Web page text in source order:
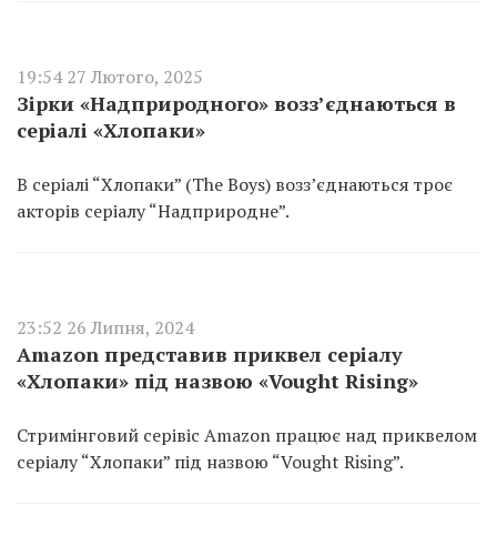
19:54 27 Лютого, 2025
Зірки «Надприродного» возз’єднаються в
серіалі «Хлопаки»
В серіалі “Хлопаки” (The Boys) возз’єднаються троє
акторів серіалу “Надприродне”.
23:52 26 Липня, 2024
Amazon представив приквел серіалу
«Хлопаки» під назвою «Vought Rising»
Стримінговий серівіс Amazon працює над приквелом
серіалу “Хлопаки” під назвою “Vought Rising”.